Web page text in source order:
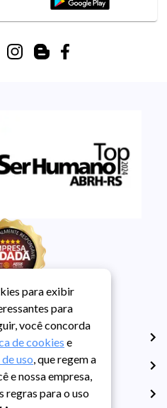
para exibir
para
você concorda
de cookies e
uso, que regem a
e nossa empresa,
regras para o uso